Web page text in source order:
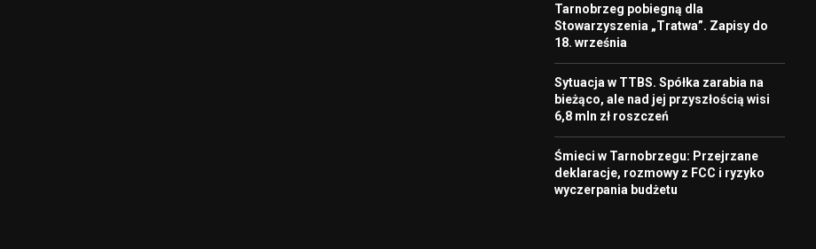
Tarnobrzeg pobiegną dla
Stowarzyszenia „Tratwa”. Zapisy do
18. września
Sytuacja w TTBS. Spółka zarabia na
bieżąco, ale nad jej przyszłością wisi
6,8 mln zł roszczeń
Śmieci w Tarnobrzegu: Przejrzane
deklaracje, rozmowy z FCC i ryzyko
wyczerpania budżetu